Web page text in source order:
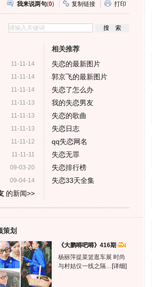
我来说两句(0) 复制链接 打印
11-11-14
11-11-14
11-11-14
11-11-13
11-11-13
11-11-13
11-11-12
11-11-11
09-03-20
09-04-14
的新闻>>
相关推荐
失恋的最新图片
郭京飞的最新图片
失恋了怎么办
我的失恋男友
失恋的歌曲
失恋日志
qq失恋网名
失恋无罪
失恋排行榜
失恋33天全集
策划
《大鹏嘚吧嘚》416期
杨丽萍提菜篮逛车展 时尚
与村姑仅一线之隔… [详细]